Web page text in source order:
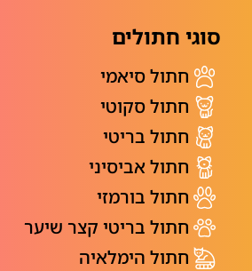
סוגי חתולים
חתול סיאמי
חתול סקוטי
חתול בריטי
חתול אביסיני
חתול בורמזי
חתול בריטי קצר שיער
חתול הימלאיה